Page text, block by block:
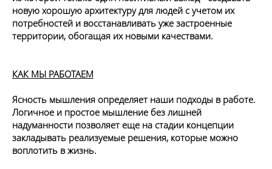
новую хорошую архитектуру для людей с учетом их
потребностей и восстанавливать уже застроенные
территории, обогащая их новыми качествами.
КАК МЫ РАБОТАЕМ
Ясность мышления определяет наши подходы в работе.
Логичное и простое мышление без лишней
надуманности позволяет еще на стадии концепции
закладывать реализуемые решения, которые можно
воплотить в жизнь.